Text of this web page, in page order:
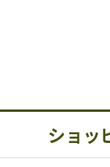
ショッ